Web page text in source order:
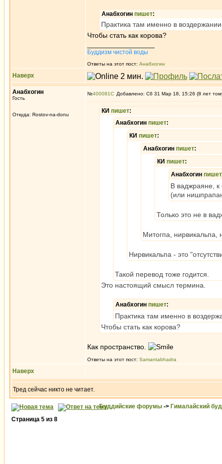
Анабхогин пишет:
Практика там именно в
Чтобы стать как корова?
Буддизм чистой воды
Ответы на этот пост: Анабхогин
Наверх
Анабхогин
Гость
Откуда: Rostov-na-donu
№400081 Добавлено: Сб 31 Мар 18, 15:26 (8 лет
КИ пишет:
Анабхогин пишет:
КИ пишет:
Анабхогин пишет:
КИ пишет:
Анабхогин пишет
В ваджраяне,
(или
Только это не в
Митогпа,
Нирвикальпа - это
Такой перевод тоже годится.
Это настоящий смысл термина.
Анабхогин пишет:
Практика там именно в
Чтобы стать как корова?
Как пространство.
Ответы на этот пост: Samantabhadra
Наверх
Тред сейчас никто не читает.
Буддийские форумы -> Гималайский
Страница 5 из 8